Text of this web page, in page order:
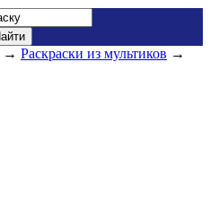
→ Раскраски из мультиков →